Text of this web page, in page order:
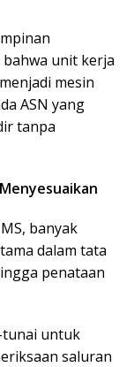
unit kerja
mesin
ASN yang
tanpa
banyak
dalam tata
penataan
tunai untuk
saluran